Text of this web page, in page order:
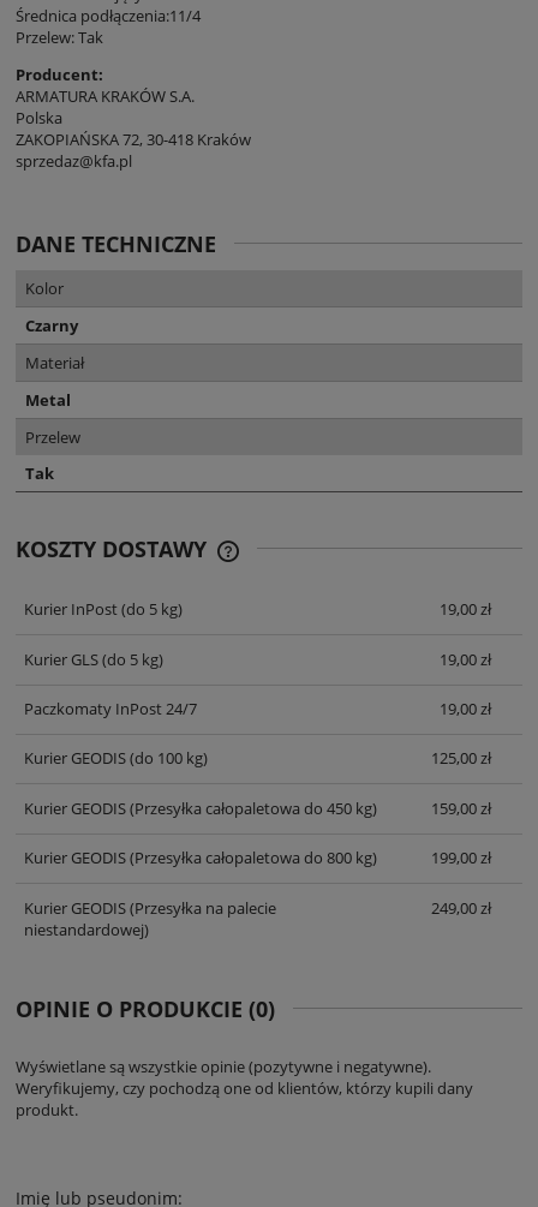
Średnica podłączenia:11/4
Przelew: Tak
Producent:
ARMATURA KRAKÓW S.A.
Polska
ZAKOPIAŃSKA 72, 30-418 Kraków
sprzedaz@kfa.pl
DANE TECHNICZNE
Kolor
Czarny
Materiał
Metal
Przelew
Tak
KOSZTY DOSTAWY
Kurier InPost(do 5 kg) 19,00 zł
Kurier GLS(do 5 kg) 19,00 zł
Paczkomaty InPost 24/7 19,00 zł
Kurier GEODIS(do 100 kg) 125,00 zł
Kurier GEODIS(Przesyłka całopaletowa do 450 kg) 159,00 zł
Kurier GEODIS(Przesyłka całopaletowa do 800 kg) 199,00 zł
Kurier GEODIS(Przesyłka na palecie
niestandardowej)
249,00 zł
OPINIE O PRODUKCIE (0)
Wyświetlane są wszystkie opinie (pozytywne i negatywne).
Weryfikujemy, czy pochodzą one od klientów, którzy kupili dany
produkt.
Imię lub pseudonim: